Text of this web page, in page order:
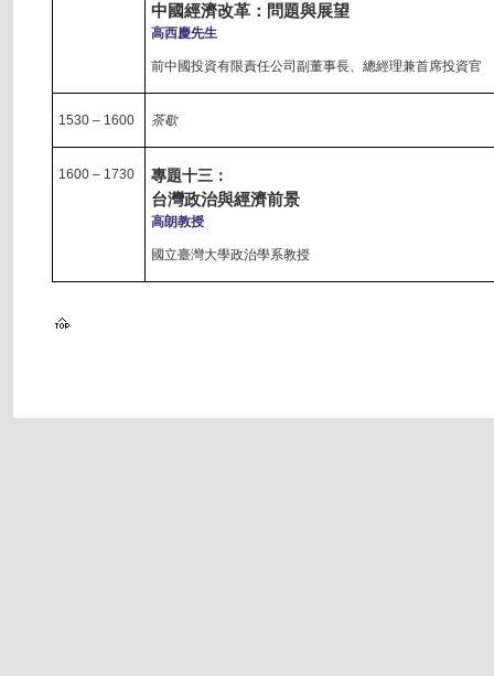
中國經濟改革：問題與展望
高西慶先生
前中國投資有限責任公司副董事長、總經理兼首席投資官
1530 – 1600 茶歇
1600 – 1730 專題十三：
台灣政治與經濟前景
高朗教授
國立臺灣大學政治學系教授